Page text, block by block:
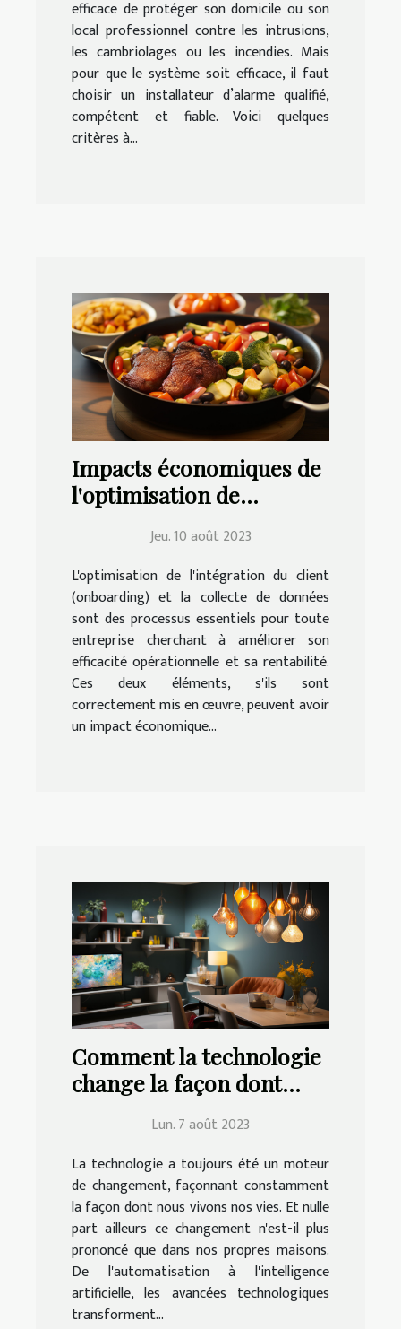
efficace de protéger son domicile ou son
local professionnel contre les intrusions,
les cambriolages ou les incendies. Mais
pour que le système soit efficace, il faut
choisir un installateur d’alarme qualifié,
compétent et fiable. Voici quelques
critères à...
Impacts économiques de
l'optimisation de
la collecte de données
Jeu. 10 août 2023
L'optimisation de l'intégration du client
(onboarding) et la collecte de données
sont des processus essentiels pour toute
entreprise cherchant à améliorer son
efficacité opérationnelle et sa rentabilité.
Ces deux éléments, s'ils sont
correctement mis en œuvre, peuvent avoir
un impact économique...
Comment la technologie
change la façon dont
Lun. 7 août 2023
La technologie a toujours été un moteur
de changement, façonnant constamment
la façon dont nous vivons nos vies. Et nulle
part ailleurs ce changement n'est-il plus
prononcé que dans nos propres maisons.
De l'automatisation à l'intelligence
artificielle, les avancées technologiques
transforment...